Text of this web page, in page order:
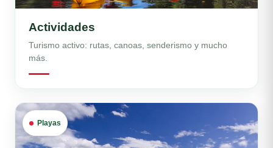
Actividades
Turismo activo: rutas, canoas, senderismo y mucho
más.
Playas